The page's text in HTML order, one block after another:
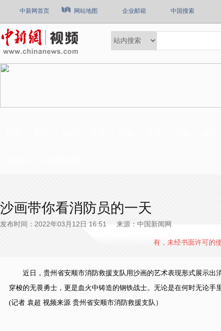
中新网首页 网站地图 企业邮箱 中国搜索
沙画带你看消防员的一天
发布时间：2022年03月12日 16:51 来源：中国新闻网
有，未经书面许可的
近日，贵州省安顺市消防救援支队用沙画的艺术表现形式展示出
穿梭的无畏勇士，更是血火中铸造的钢铁战士。无论是在何时无论
(记者 袁超 视频来源 贵州省安顺市消防救援支队）